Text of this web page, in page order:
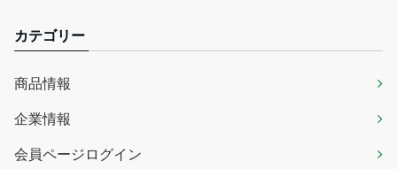
カテゴリー
商品情報
企業情報
会員ページログイン